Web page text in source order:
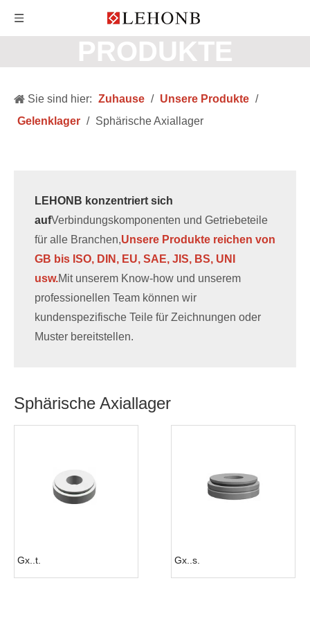
PRODUKTE
Sie sind hier: Zuhause / Unsere Produkte /
Gelenklager / Sphärische Axiallager
LEHONB konzentriert sich
aufVerbindungskomponenten und Getriebeteile
für alle Branchen,Unsere Produkte reichen von
GB bis ISO, DIN, EU, SAE, JIS, BS, UNI
usw.Mit unserem Know-how und unserem
professionellen Team können wir
kundenspezifische Teile für Zeichnungen oder
Muster bereitstellen.
Sphärische Axiallager
Gx..t. Gx..s.